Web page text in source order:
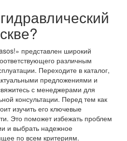
представлен широкий
различным
Переходите в каталог,
предложениями и
с менеджерами для
консультации. Перед тем как
изучить его ключевые
Это поможет избежать проблем
и выбрать надежное
по всем критериям.